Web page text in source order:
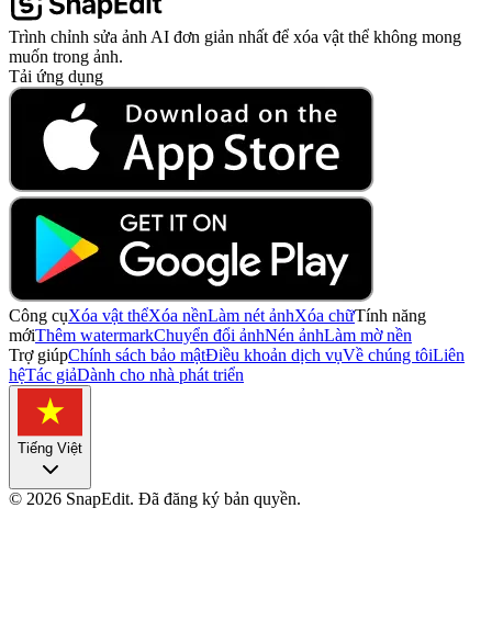
Trình chỉnh sửa ảnh AI đơn giản nhất để xóa vật thể không mong
muốn trong ảnh.
Tải ứng dụng
Công cụXóa vật thểXóa nềnLàm nét ảnhXóa chữTính năng
mớiThêm watermarkChuyển đổi ảnhNén ảnhLàm mờ nền
Trợ giúpChính sách bảo mậtĐiều khoản dịch vụVề chúng tôiLiên
hệTác giảDành cho nhà phát triển
Tiếng Việt
© 2026 SnapEdit. Đã đăng ký bản quyền.